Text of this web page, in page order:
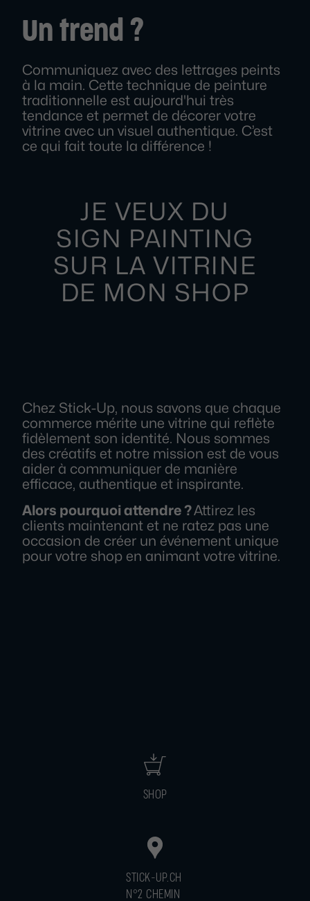
Un trend ?
Communiquez avec des lettrages peints
à la main. Cette technique de peinture
traditionnelle est aujourd'hui très
tendance et permet de décorer votre
vitrine avec un visuel authentique. C’est
ce qui fait toute la différence !
JE VEUX DU
SIGN PAINTING
SUR LA VITRINE
DE MON SHOP
Chez Stick-Up, nous savons que chaque
commerce mérite une vitrine qui reflète
fidèlement son identité. Nous sommes
des créatifs et notre mission est de vous
aider à communiquer de manière
efficace, authentique et inspirante.
Alors pourquoi attendre ?Attirez les
clients maintenant et ne ratez pas une
occasion de créer un événement unique
pour votre shop en animant votre vitrine.
SHOP
STICK-UP.CH
N°2 CHEMIN